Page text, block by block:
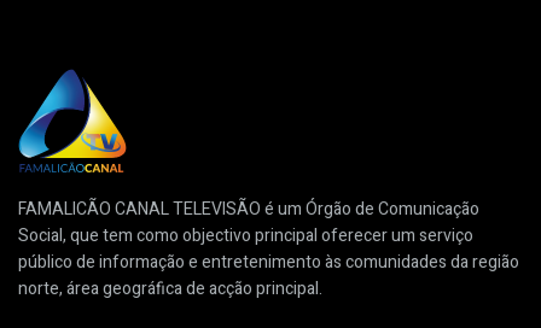
FAMALICÃO CANAL TELEVISÃO é um Órgão de Comunicação
Social, que tem como objectivo principal oferecer um serviço
público de informação e entretenimento às comunidades da região
norte, área geográfica de acção principal.